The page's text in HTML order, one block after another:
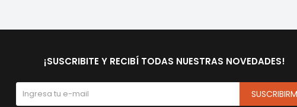
¡SUSCRIBITE Y RECIBÍ TODAS NUESTRAS NOVEDADES!